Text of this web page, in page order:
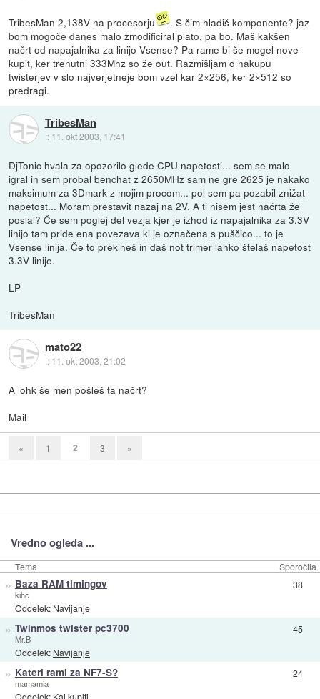
TribesMan 2,138V na procesorju
. S čim hladiš komponente? jaz
bom mogoče danes malo zmodificiral plato, pa bo. Maš kakšen
načrt od napajalnika za linijo Vsense? Pa rame bi še mogel nove
kupit, ker trenutni 333Mhz so že out. Razmišljam o nakupu
twisterjev v slo najverjetneje bom vzel kar 2×256, ker 2×512 so
predragi.
TribesMan
:: 11. okt 2003, 17:41
DjTonic hvala za opozorilo glede CPU napetosti... sem se malo
igral in sem probal benchat z 2650MHz sam ne gre 2625 je nakako
maksimum za 3Dmark z mojim procom... pol sem pa pozabil znižat
napetost... Moram prestavit nazaj na 2V. A ti nisem jest načrta že
poslal? Če sem poglej del vezja kjer je izhod iz napajalnika za 3.3V
linijo tam pride ena povezava ki je označena s puščico... to je
Vsense linija. Če to prekineš in daš not trimer lahko štelaš napetost
3.3V linije.
LP
TribesMan
mato22
:: 11. okt 2003, 21:02
A lohk še men pošleš ta načrt?
Mail
« 1 2 3 »
Vredno ogleda ...
Tema Sporočila
» Baza RAM timingov
kihc
Oddelek: Navijanje
38
» Twinmos twister pc3700
Mr.B
Oddelek: Navijanje
45
» Kateri rami za NF7-S?
mamamia
Oddelek: Kaj kupiti
24